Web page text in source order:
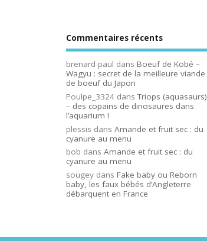
Commentaires récents
brenard paul dans Boeuf de Kobé –
Wagyu : secret de la meilleure viande
de boeuf du Japon
Poulpe_3324 dansTriops (aquasaurs)
– des copains de dinosaures dans
l’aquarium !
plessis dans Amande et fruit sec : du
cyanure au menu
bob dans Amande et fruit sec : du
cyanure au menu
sougey dans Fake baby ou Reborn
baby, les faux bébés d’Angleterre
débarquent en France